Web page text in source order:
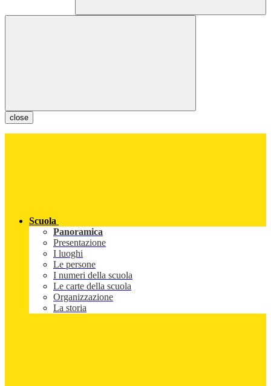
close
Scuola
Panoramica
Presentazione
I luoghi
Le persone
I numeri della scuola
Le carte della scuola
Organizzazione
La storia